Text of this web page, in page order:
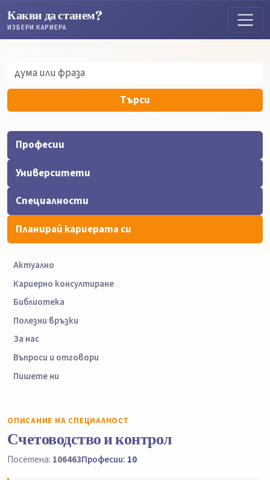
Какви да станем?
ИЗБЕРИ КАРИЕРА
Търси
Професии
Университети
Специалности
Планирай кариерата си
Актуално
Кариерно консултиране
Библиотека
Полезни връзки
За нас
Въпроси и отговори
Пишете ни
ОПИСАНИЕ НА СПЕЦИАЛНОСТ
Счетоводство и контрол
Посетена: 106463Професии: 10